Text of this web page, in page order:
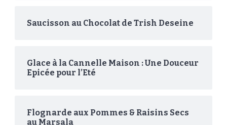
Saucisson au Chocolat de Trish Deseine
Glace à la Cannelle Maison : Une Douceur
Epicée pour l’Eté
Flognarde aux Pommes & Raisins Secs
au Marsala